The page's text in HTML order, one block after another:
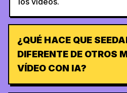
¿QUÉ HACE QUE
DIFERENTE DE OTROS
VÍDEO CON IA?